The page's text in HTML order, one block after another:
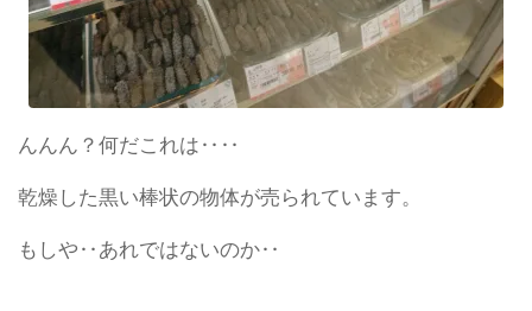
んんん？何だこれは‥‥
乾燥した黒い棒状の物体が売られています。
もしや‥あれではないのか‥